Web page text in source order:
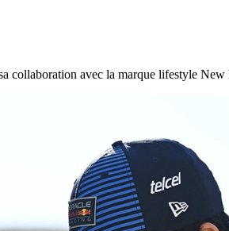
collaboration avec la marque lifestyle